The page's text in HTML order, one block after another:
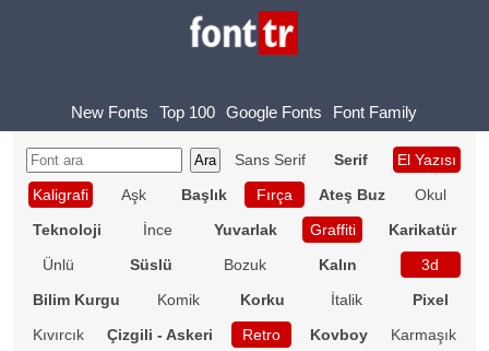
New Fonts Top 100 Google Fonts Font Family
Sans Serif Serif
El Yazısı
Kaligrafi
Aşk Başlık Fırça Ateş Buz
Okul
Teknoloji
İnce Yuvarlak Graffiti
Karikatür
Ünlü
Süslü Bozuk Kalın
3d
Bilim Kurgu
Komik Korku İtalik
Pixel
Kıvırcık
Çizgili - Askeri Retro Kovboy
Karmaşık